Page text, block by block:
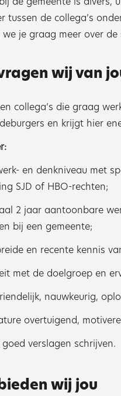
tussen de collega’s
we je graag meer over
wij van
collega’s die graag
en krijgt hier
en denkniveau met
SJD of HBO-rechten;
2 jaar aantoonbare
bij een gemeente;
en recente kennis
met de doelgroep en
nauwkeurig,
overtuigend,
goed verslagen schrijven.
wij jou